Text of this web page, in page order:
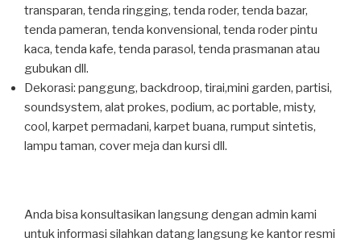
transparan, tenda ringging, tenda roder, tenda bazar,
tenda pameran, tenda konvensional, tenda roder pintu
kaca, tenda kafe, tenda parasol, tenda prasmanan atau
gubukan dll.
Dekorasi: panggung, backdroop, tirai,mini garden, partisi,
soundsystem, alat prokes, podium, ac portable, misty,
cool, karpet permadani, karpet buana, rumput sintetis,
lampu taman, cover meja dan kursi dll.
Anda bisa konsultasikan langsung dengan admin kami
untuk informasi silahkan datang langsung ke kantor resmi